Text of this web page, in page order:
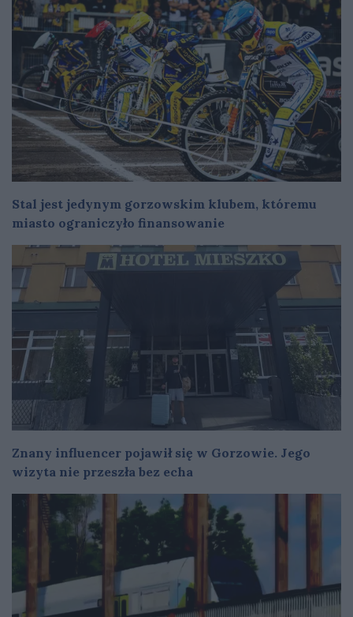
Stal jest jedynym gorzowskim klubem, któremu
miasto ograniczyło finansowanie
Znany influencer pojawił się w Gorzowie. Jego
wizyta nie przeszła bez echa